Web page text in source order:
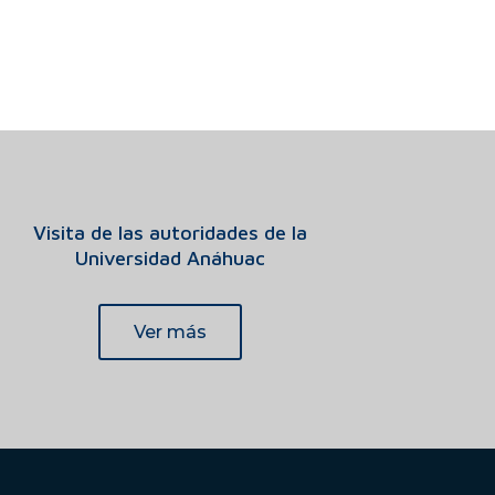
Visita de las autoridades de la
Universidad Anáhuac
Ver más